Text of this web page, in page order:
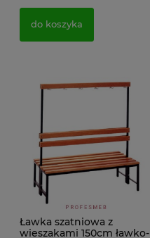
do koszyka
Ławka szatniowa z
wieszakami 150cm ławko-